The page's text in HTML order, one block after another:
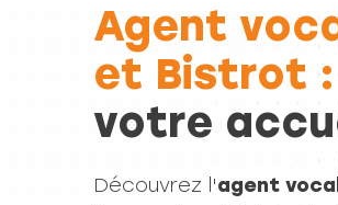
Agent
et Bistrot
votre
Découvrez l'agent